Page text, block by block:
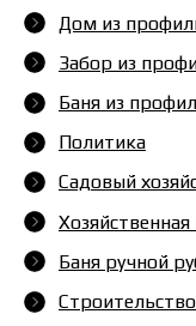
Дом из
Забор из
Баня из
Политика
Садовый
Баня ручной